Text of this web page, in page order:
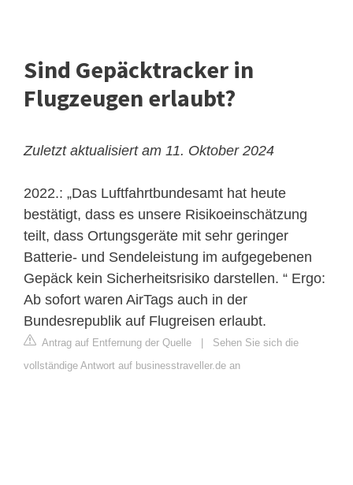
Sind Gepäcktracker in
Flugzeugen erlaubt?
Zuletzt aktualisiert am 11. Oktober 2024
2022.: „Das Luftfahrtbundesamt hat heute
bestätigt, dass es unsere Risikoeinschätzung
teilt, dass Ortungsgeräte mit sehr geringer
Batterie- und Sendeleistung im aufgegebenen
Gepäck kein Sicherheitsrisiko darstellen. “ Ergo:
Ab sofort waren AirTags auch in der
Bundesrepublik auf Flugreisen erlaubt.
Antrag auf Entfernung der Quelle
Sehen Sie sich die
vollständige Antwort auf businesstraveller.de an